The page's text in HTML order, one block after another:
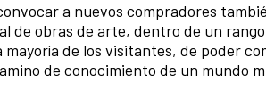
a nuevos compradores
de obras de arte, dentro de un
de los visitantes, de poder
de conocimiento de un mundo